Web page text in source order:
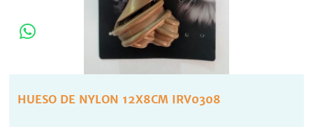
HUESO DE NYLON 12X8CM IRV0308